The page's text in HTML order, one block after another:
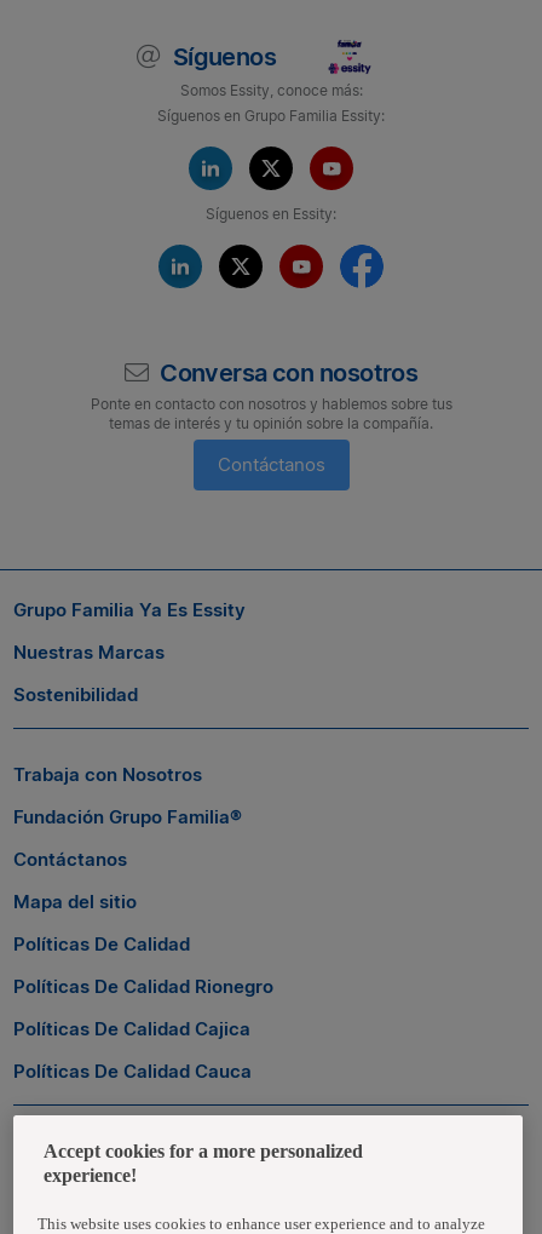
Síguenos
Somos Essity, conoce más:
Síguenos en Grupo Familia Essity:
Síguenos en Essity:
Conversa con nosotros
Ponte en contacto con nosotros y hablemos sobre tus
temas de interés y tu opinión sobre la compañía.
Contáctanos
Si quieres seguir conectado con nosotros, suscríbete al boletín
de Grupo Familia® y entérate a tiempo de las novedades.
Grupo Familia Ya Es Essity
Nuestras Marcas
Sostenibilidad
Trabaja con Nosotros
Fundación Grupo Familia®
Contáctanos
Mapa del sitio
Políticas De Calidad
Políticas De Calidad Rionegro
Políticas De Calidad Cajica
Políticas De Calidad Cauca
Zona Transaccional
Accept cookies for a more personalized
experience!
This website uses cookies to enhance user experience and to analyze